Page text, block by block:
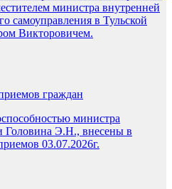
министра внутренней
самоуправления в Тульской
Викторовичем.
граждан
министра
Головина Э.Н., внесены в
03.07.2026г.